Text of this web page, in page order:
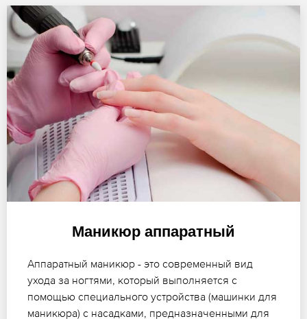
Маникюр аппаратный
Аппаратный маникюр - это современный вид
ухода за ногтями, который выполняется с
помощью специального устройства (машинки для
маникюра) с насадками, предназначенными для